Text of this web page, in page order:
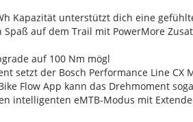
Kapazität unterstützt dich eine
auf dem Trail mit PowerMore
auf 100 Nm mögl
setzt der Bosch Performance Line
Flow App kann das Drehmoment
intelligenten eMTB-Modus mit